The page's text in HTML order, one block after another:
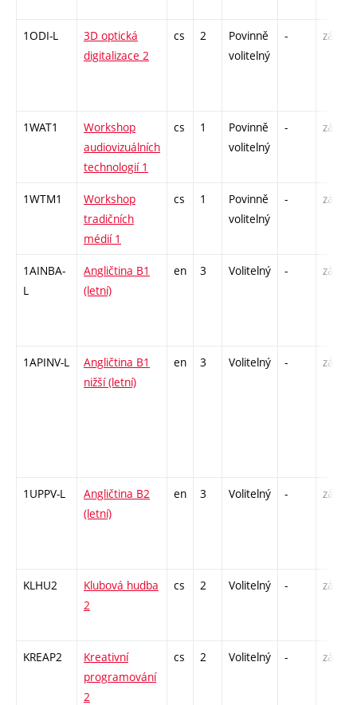
1ODI-L
3D optická
digitalizace 2
cs 2
Povinně
volitelný
- zá
1WAT1
Workshop
audiovizuálních
technologií 1
cs 1
Povinně
volitelný
- zá
1WTM1
Workshop
tradičních
médií 1
cs 1
Povinně
volitelný
- zá
1AINBA-
L
Angličtina B1
(letní)
en 3 Volitelný - zá,zk
1APINV-L
Angličtina B1
nižší (letní)
en 3 Volitelný - zá
1UPPV-L
Angličtina B2
(letní)
en 3 Volitelný - zá,zk
KLHU2
Klubová hudba
2
cs 2 Volitelný - zá
KREAP2
Kreativní
programování
2
cs 2 Volitelný - zá